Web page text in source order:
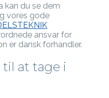
kan du se dem
vores gode
ansvar for
er dansk forhandler.
til at tage i